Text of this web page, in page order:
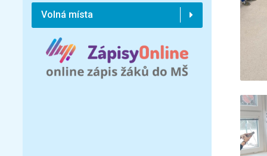
Volná místa